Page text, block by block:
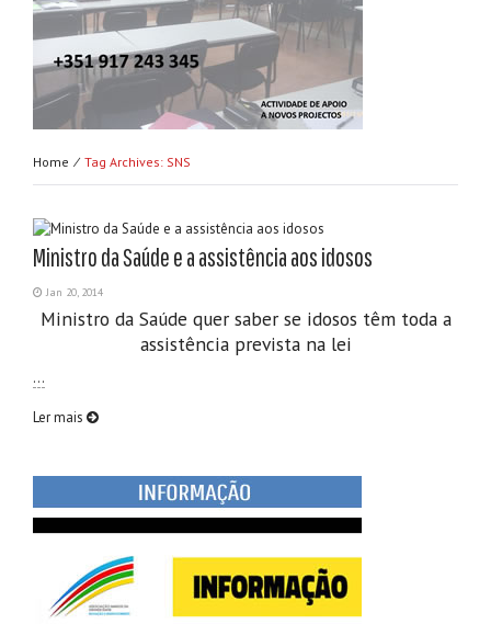
Home ⁄ Tag Archives: SNS
Ministro da Saúde e a assistência aos idosos
Jan 20, 2014
Ministro da Saúde quer saber se idosos têm toda a
assistência prevista na lei
…
Ler mais